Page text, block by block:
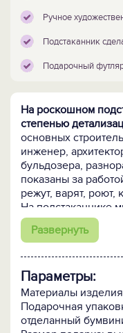
Ручное
Подстаканник
Подарочный
На роскошном
степенью
основных
инженер,
бульдозера,
показаны за
режут, варят, роют,
На подстаканнике
числе
экскаватора. Ну, и
А куда же
латунная чайная
настоящую лопату,
Развернуть
Параметры:
Материалы
Подарочная
отделанный